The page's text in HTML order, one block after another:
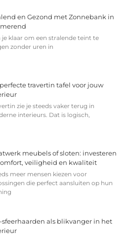
en Gezond met Zonnebank in
je klaar om een stralende teint te
zonder uren in
travertin tafel voor jouw
zie je steeds vaker terug in
interieurs. Dat is logisch,
meubels of sloten: investeren
veiligheid en kwaliteit
meer mensen kiezen voor
die perfect aansluiten op hun
sfeerhaarden als blikvanger in het